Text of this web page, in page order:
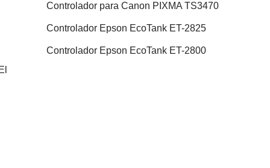
Controlador para Canon PIXMA TS3470
Controlador Epson EcoTank ET-2825
Controlador Epson EcoTank ET-2800